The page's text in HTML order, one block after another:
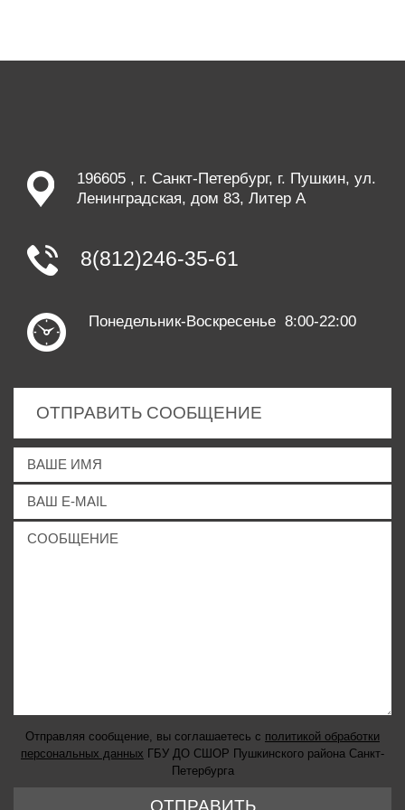
196605 , г. Санкт-Петербург, г. Пушкин, ул.
Ленинградская, дом 83, Литер А
8(812)246-35-61
Понедельник-Воскресенье 8:00-22:00
ОТПРАВИТЬ СООБЩЕНИЕ
Отправляя сообщение, вы соглашаетесь с политикой обработки
персональных данных ГБУ ДО СШОР Пушкинского района Санкт-
Петербурга
ОТПРАВИТЬ